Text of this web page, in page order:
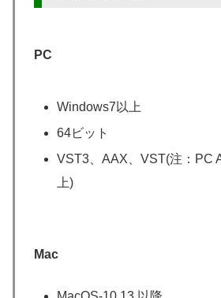
PC
Windows7以上
64ビット
VST3、AAX、VST(注：PC
上)
Mac